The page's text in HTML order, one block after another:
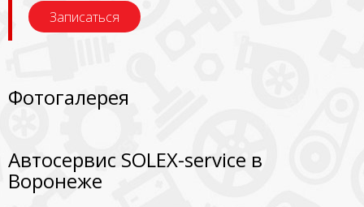
Записаться
Фотогалерея
Автосервис SOLEX-service в
Воронеже